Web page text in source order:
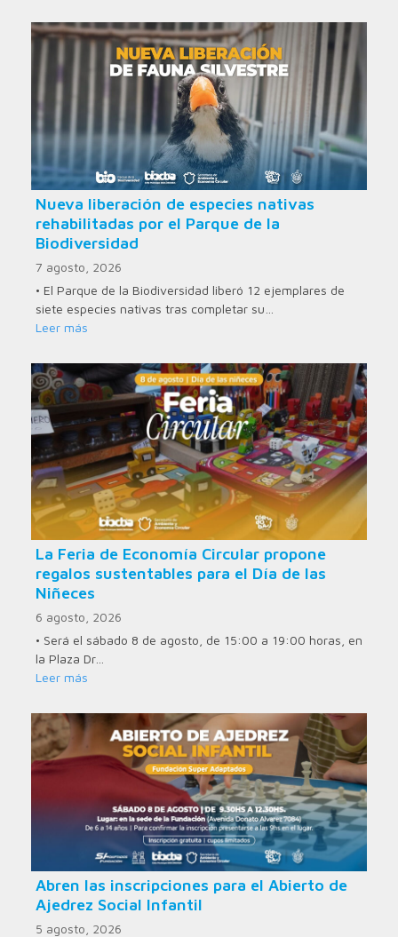
Nueva liberación de especies nativas
rehabilitadas por el Parque de la
Biodiversidad
7 agosto, 2026
• El Parque de la Biodiversidad liberó 12 ejemplares de
siete especies nativas tras completar su…
Leer más
La Feria de Economía Circular propone
regalos sustentables para el Día de las
Niñeces
6 agosto, 2026
• Será el sábado 8 de agosto, de 15:00 a 19:00 horas, en
la Plaza Dr…
Leer más
Abren las inscripciones para el Abierto de
Ajedrez Social Infantil
5 agosto, 2026